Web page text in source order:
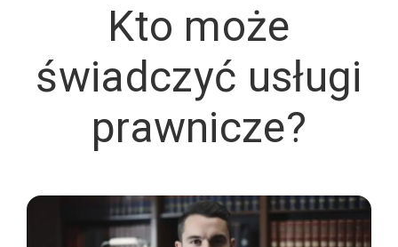
Kto może
świadczyć usługi
prawnicze?